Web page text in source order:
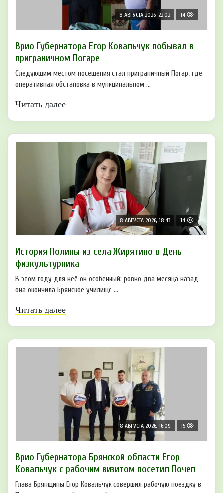
8 АВГУСТА 2026, 22:02 14
Врио Губернатора Егор Ковальчук побывал в
приграничном Погаре
Следующим местом посещения стал приграничный Погар, где
оперативная обстановка в муниципальном ...
Читать далее
8 АВГУСТА 2026, 18:43 14
История Полины из села Жирятино в День
физкультурника
В этом году для неё он особенный: ровно два месяца назад
она окончила Брянское училище ...
Читать далее
8 АВГУСТА 2026, 16:09 15
Врио Губернатора Брянской области Егор
Ковальчук с рабочим визитом посетил Почеп
Глава Брянщины Егор Ковальчук совершил рабочую поездку в